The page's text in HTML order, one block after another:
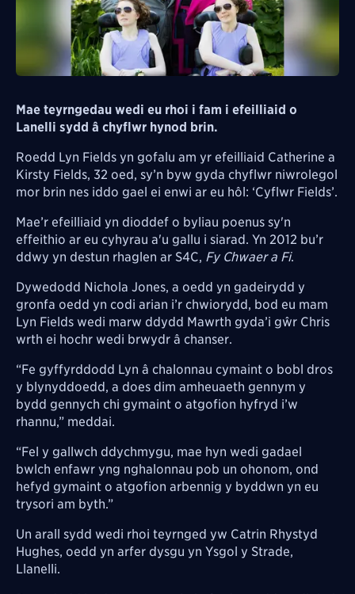
Mae teyrngedau wedi eu rhoi i fam i efeilliaid o
Lanelli sydd â chyflwr hynod brin.
Roedd Lyn Fields yn gofalu am yr efeilliaid Catherine a
Kirsty Fields, 32 oed, sy’n byw gyda chyflwr niwrolegol
mor brin nes iddo gael ei enwi ar eu hôl: ‘Cyflwr Fields’.
Mae’r efeilliaid yn dioddef o byliau poenus sy'n
effeithio ar eu cyhyrau a'u gallu i siarad. Yn 2012 bu’r
ddwy yn destun rhaglen ar S4C, Fy Chwaer a Fi.
Dywedodd Nichola Jones, a oedd yn gadeirydd y
gronfa oedd yn codi arian i’r chwiorydd, bod eu mam
Lyn Fields wedi marw ddydd Mawrth gyda’i gŵr Chris
wrth ei hochr wedi brwydr â chanser.
“Fe gyffyrddodd Lyn â chalonnau cymaint o bobl dros
y blynyddoedd, a does dim amheuaeth gennym y
bydd gennych chi gymaint o atgofion hyfryd i’w
rhannu,” meddai.
“Fel y gallwch ddychmygu, mae hyn wedi gadael
bwlch enfawr yng nghalonnau pob un ohonom, ond
hefyd gymaint o atgofion arbennig y byddwn yn eu
trysori am byth.”
Un arall sydd wedi rhoi teyrnged yw Catrin Rhystyd
Hughes, oedd yn arfer dysgu yn Ysgol y Strade,
Llanelli.